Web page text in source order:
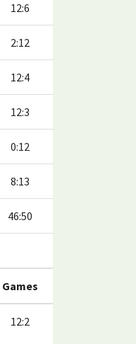
12:6
2:12
12:4
12:3
0:12
8:13
46:50
Games
12:2